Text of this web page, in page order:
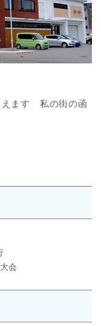
えます 私の街の函
会